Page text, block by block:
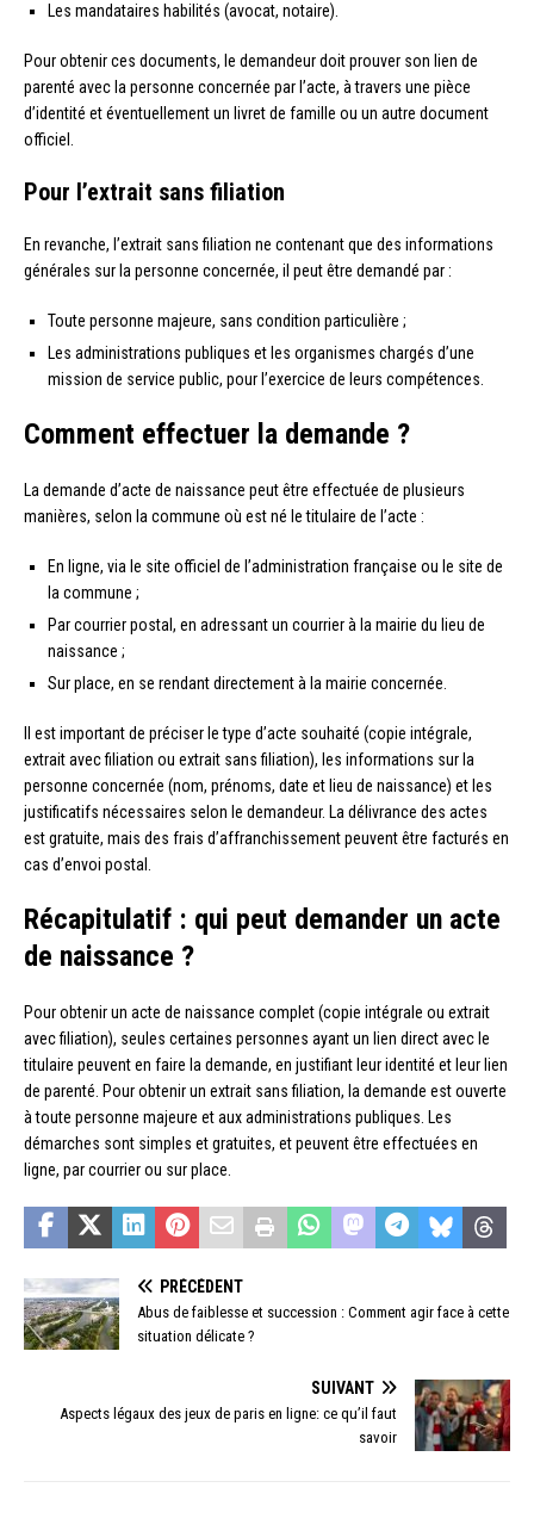
Les mandataires habilités (avocat, notaire).
Pour obtenir ces documents, le demandeur doit prouver son lien de
parenté avec la personne concernée par l’acte, à travers une pièce
d’identité et éventuellement un livret de famille ou un autre document
officiel.
Pour l’extrait sans filiation
En revanche, l’extrait sans filiation ne contenant que des informations
générales sur la personne concernée, il peut être demandé par :
Toute personne majeure, sans condition particulière ;
Les administrations publiques et les organismes chargés d’une
mission de service public, pour l’exercice de leurs compétences.
Comment effectuer la demande ?
La demande d’acte de naissance peut être effectuée de plusieurs
manières, selon la commune où est né le titulaire de l’acte :
En ligne, via le site officiel de l’administration française ou le site de
la commune ;
Par courrier postal, en adressant un courrier à la mairie du lieu de
naissance ;
Sur place, en se rendant directement à la mairie concernée.
Il est important de préciser le type d’acte souhaité (copie intégrale,
extrait avec filiation ou extrait sans filiation), les informations sur la
personne concernée (nom, prénoms, date et lieu de naissance) et les
justificatifs nécessaires selon le demandeur. La délivrance des actes
est gratuite, mais des frais d’affranchissement peuvent être facturés en
cas d’envoi postal.
Récapitulatif : qui peut demander un acte
de naissance ?
Pour obtenir un acte de naissance complet (copie intégrale ou extrait
avec filiation), seules certaines personnes ayant un lien direct avec le
titulaire peuvent en faire la demande, en justifiant leur identité et leur lien
de parenté. Pour obtenir un extrait sans filiation, la demande est ouverte
à toute personne majeure et aux administrations publiques. Les
démarches sont simples et gratuites, et peuvent être effectuées en
ligne, par courrier ou sur place.
PRÉCÉDENT
Abus de faiblesse et succession : Comment agir face à cette
situation délicate ?
SUIVANT
Aspects légaux des jeux de paris en ligne: ce qu’il faut
savoir